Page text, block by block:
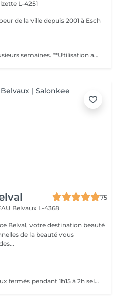
L-4251
**Tenue garantie pendant plusieurs semaines. **Utilisation au quotidien ou pour des occasions spéciales **Résistantes à leau. **Nombreuses variétés et épaisseurs. **Soin Relaxant de 120 minutes pour la pose complète et 45 à 60 minutes pour les entretiens. Puis-je me maquiller avant ? Il est préférable pour ladhérence de la colle sur le cil naturel déviter dêtre maquillée avant la séance. Puis-je me maquiller après ? Il est déconseillé de se maquiller dans les 24 h. Le mascara nest plus nécessaire. Est-ce douloureux ? Non, la séance est relaxante. Dois-je éviter leau ? Durant 48 h suivant la séance, il faut éviter leau, mais lextension cil à cil permet de se baigner et dêtre en contact avec leau. Combien de temps dure lextension ? Autant de temps que vous le voulez, pour peu que vous fassiez les retouches. Cependant, le cycle de vie dun cil est de 60 à 90 jours environ, vous pouvez entretenir des retouches durant cette période. Y a-t-il un risque dallergie ? Dès linstant où il y a un rajout, vous pouvez être sensible ou allergique à un produit utilisé. Par conséquent, il est préférable de nous indiquer les éventuelles allergies que vous rencontrez. Contre-indications : Personnes souffrant de dermatite Chirurgie aux yeux depuis moins de 3 mois (laser, glaucome, cataracte) Conjonctivite Chimiothérapie (cils en cours de repousse) Alopécie
75
Belvaux L-4368
Belval, votre destination beauté
de la beauté vous
Préparez vous à rester les yeux fermés pendant 1h15 à 2h selon la technique choisie. La pose d'extensions de cils nécessite des soins après la prestation pour assurer la bonne tenue et préserver la santé des cils naturels. Les 24-48 heures sont cruciales pour la tenue des extensions. Voici quelques recommandations essentielles: -Evitez l'eau, la vapeur, l'humidité et la chaleur excessive (pas de douche chaude, sauna, hammam, piscine) -Ne touchez pas, ne frottez pas vos cils pour éviter de fragiliser la colle -Ne dormez pas le visage contre l'oreiller pour ne pas écraser les cils -Ne mettez pas de mascara sur les extensions (surtout waterproof) -Evitez les produits gras ou huileux qui pourraient dissoudre la colle -Brossez délicatement vos cils avec une brosse propre tous les matins pour les démêler -Ne courbez pas vos cils avec un recourbe-cils mécanique -Utilisez un démaquillant sans huile et un coton-tige ou un applicateur en mousse pour nettoyer les yeux sans abîmer la pose -Utilisez un shampoing pour les cils 2 à 3 fois par semaine, voir quotidiennement si vous avez une peau grasse ou utilisez du maquillage Faites des retouches toutes les 2 à 3 semaines pour conserver un effet optimal. En suivant ces recommandations vos extensions dureront entre 3 et 5 semaines avec un effet naturel et élégant.